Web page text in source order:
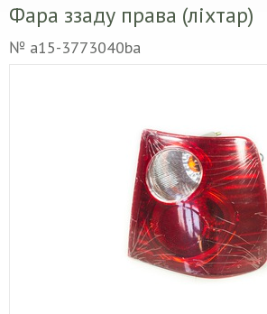
Фара ззаду права (ліхтар)
№ a15-3773040ba